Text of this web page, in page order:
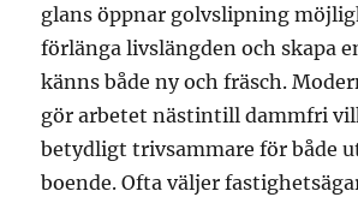
glans öppnar golvslipning
förlänga livslängden och skapa
känns både ny och fräsch.
gör arbetet nästintill dammfri
betydligt trivsammare för både
boende. Ofta väljer